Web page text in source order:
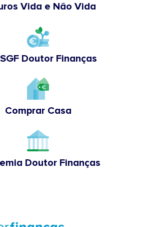
Vida e Não Vida
SGF Doutor Finanças
Comprar Casa
Doutor Finanças